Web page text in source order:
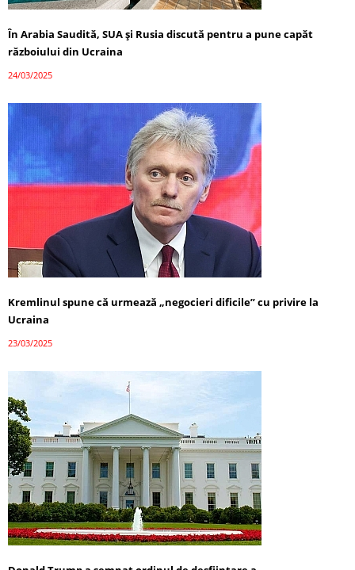
În Arabia Saudită, SUA și Rusia discută pentru a pune capăt
războiului din Ucraina
24/03/2025
Kremlinul spune că urmează „negocieri dificile” cu privire la
Ucraina
23/03/2025